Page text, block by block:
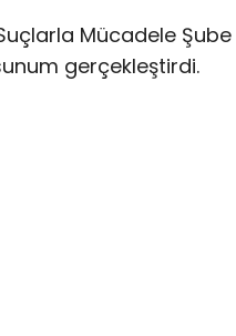
Mücadele Şube
gerçekleştirdi.